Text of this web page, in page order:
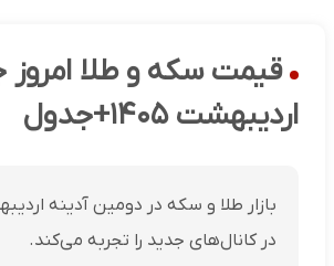
اردیبهشت ۱۴۰۵+جدول
بازار طلا و سکه در دومین آدینه
در کانال‌های جدید را تجربه می‌کند.